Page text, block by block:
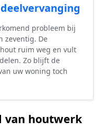
probleem bij
zeventig. De
ruim weg en vult
Zo blijft de
uw woning toch
van houtwerk